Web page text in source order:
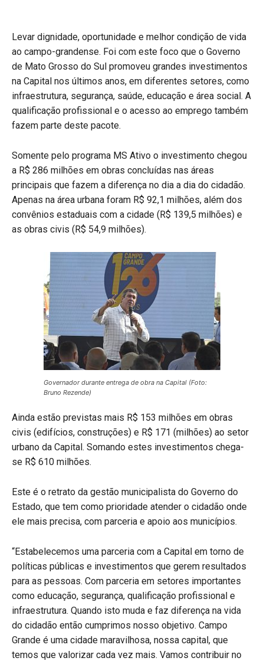
Levar dignidade, oportunidade e melhor condição de vida
ao campo-grandense. Foi com este foco que o Governo
de Mato Grosso do Sul promoveu grandes investimentos
na Capital nos últimos anos, em diferentes setores, como
infraestrutura, segurança, saúde, educação e área social. A
qualificação profissional e o acesso ao emprego também
fazem parte deste pacote.
Somente pelo programa MS Ativo o investimento chegou
a R$ 286 milhões em obras concluídas nas áreas
principais que fazem a diferença no dia a dia do cidadão.
Apenas na área urbana foram R$ 92,1 milhões, além dos
convênios estaduais com a cidade (R$ 139,5 milhões) e
as obras civis (R$ 54,9 milhões).
Governador durante entrega de obra na Capital (Foto:
Bruno Rezende)
Ainda estão previstas mais R$ 153 milhões em obras
civis (edifícios, construções) e R$ 171 (milhões) ao setor
urbano da Capital. Somando estes investimentos chega-
se R$ 610 milhões.
Este é o retrato da gestão municipalista do Governo do
Estado, que tem como prioridade atender o cidadão onde
ele mais precisa, com parceria e apoio aos municípios.
“Estabelecemos uma parceria com a Capital em torno de
políticas públicas e investimentos que gerem resultados
para as pessoas. Com parceria em setores importantes
como educação, segurança, qualificação profissional e
infraestrutura. Quando isto muda e faz diferença na vida
do cidadão então cumprimos nosso objetivo. Campo
Grande é uma cidade maravilhosa, nossa capital, que
temos que valorizar cada vez mais. Vamos contribuir no